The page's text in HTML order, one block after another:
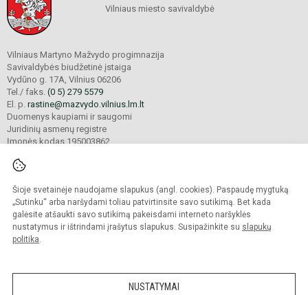
Šioje svetainėje naudojame slapukus (angl. cookies). Paspaudę mygtuką
„Sutinku“ arba naršydami toliau patvirtinsite savo sutikimą. Bet kada
galėsite atšaukti savo sutikimą pakeisdami interneto naršyklės
nustatymus ir ištrindami įrašytus slapukus. Susipažinkite su slapukų
politika.
NUSTATYMAI
Vilniaus miesto savivaldybė
Vilniaus Martyno Mažvydo progimnazija
Savivaldybės biudžetinė įstaiga
Vydūno g. 17A, Vilnius 06206
Tel./ faks. (0 5) 279 5579
El. p. rastine@mazvydo.vilnius.lm.lt
Duomenys kaupiami ir saugomi
Juridinių asmenų registre
Įmonės kodas 195003862
© 2022. Vilniaus Martyno Mažvydo progimnazija. Visos teisės saugomos.
Kopijuoti turinį be raštiško įstaigos administracijos sutikimo griežtai draudžiama.
Prieinamumo paraiška Slapukų valdymas
Sumanus būdas atnaujinti